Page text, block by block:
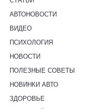
АВТОНОВОСТИ
ВИДЕО
ПСИХОЛОГИЯ
НОВОСТИ
ПОЛЕЗНЫЕ СОВЕТЫ
НОВИНКИ АВТО
ЗДОРОВЬЕ